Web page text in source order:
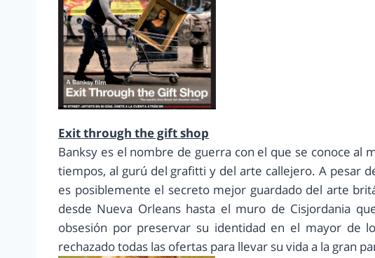
Exit through the gift shop
Banksy es el nombre de guerra con el que se conoce al
tiempos, al gurú del grafitti y del arte callejero. A pesar
es posiblemente el secreto mejor guardado del arte
desde Nueva Orleans hasta el muro de Cisjordania
obsesión por preservar su identidad en el mayor de
rechazado todas las ofertas para llevar su vida a la gran